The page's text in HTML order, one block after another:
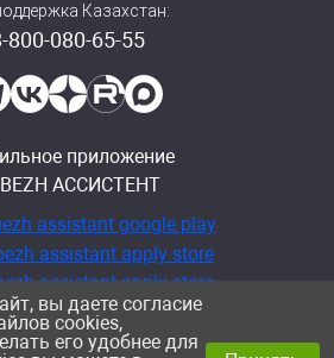
Казахстан:
800-080-65-55
приложение
АССИСТЕНТ
конфиденциальности
вы даете согласие
cookies,
его удобнее для